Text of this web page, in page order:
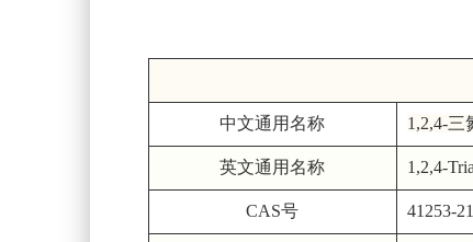
中文通用名称 1,2,4-三
英文通用名称 1,2,4-
CAS号 41253-